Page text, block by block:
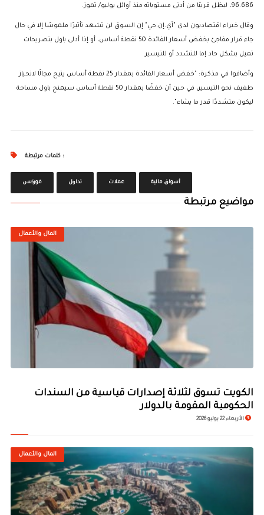
96.686، ليظل قريبًا من أدنى مستوياته منذ أوائل يوليو/ تموز.
وقال خبراء اقتصاديون لدى "آي.إن.جي" إن السوق لن تشهد تأثيرًا ملموسًا إلا في حال
جاء قرار مفاجئ بخفض أسعار الفائدة 50 نقطة أساس، أو إذا أدلى باول بتصريحات
تميل بشكل حاد إما للتشدد أو للتيسير.
وأضافوا في مذكرة: "خفض أسعار الفائدة بمقدار 25 نقطة أساس يتيح مجالًا لانحياز
طفيف نحو التيسير، في حين أن خفضًا بمقدار 50 نقطة أساس سيمنح باول مساحة
ليكون متشددًا قدر ما يشاء".
كلمات مرتبطة :
فوركس تداول عملات أسواق مالية
مواضيع مرتبطة
المال والأعمال
الكويت تسوق لثلاثة إصدارات قياسية من السندات
الحكومية المقومة بالدولار
الأربعاء 22 يوليو 2026
المال والأعمال